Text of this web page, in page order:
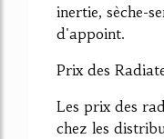
inertie, sèche-
d'appoint.
Prix des
Les prix des
chez les